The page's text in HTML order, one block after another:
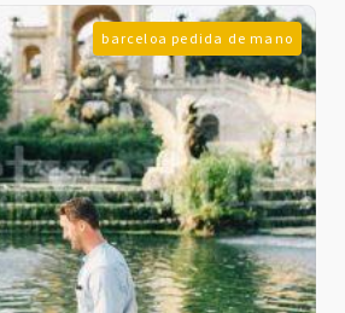
barceloa pedida de mano